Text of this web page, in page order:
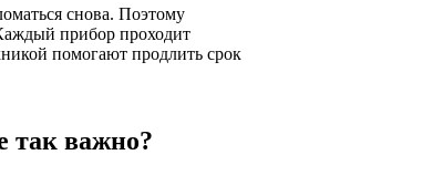
снова. Поэтому
прибор проходит
помогают продлить срок
так важно?